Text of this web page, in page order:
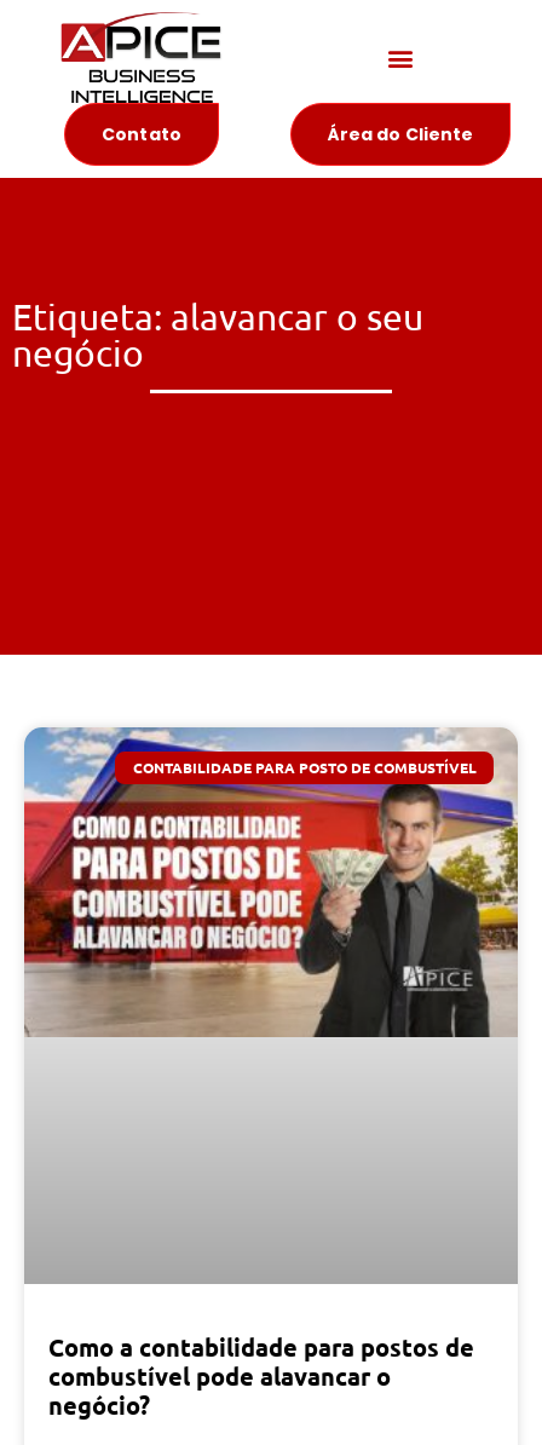
Contato Área do Cliente
Etiqueta: alavancar o seu
negócio
CONTABILIDADE PARA POSTO DE COMBUSTÍVEL
Como a contabilidade para postos de
combustível pode alavancar o
negócio?